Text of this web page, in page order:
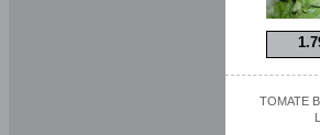
TOMATE